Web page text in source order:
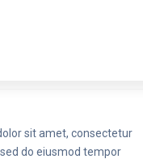
sit amet, consectetur
do eiusmod tempor